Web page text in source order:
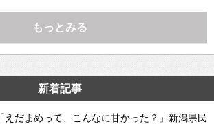
もっとみる
新着記事
「えだまめって、こんなに甘かった？」新潟県民